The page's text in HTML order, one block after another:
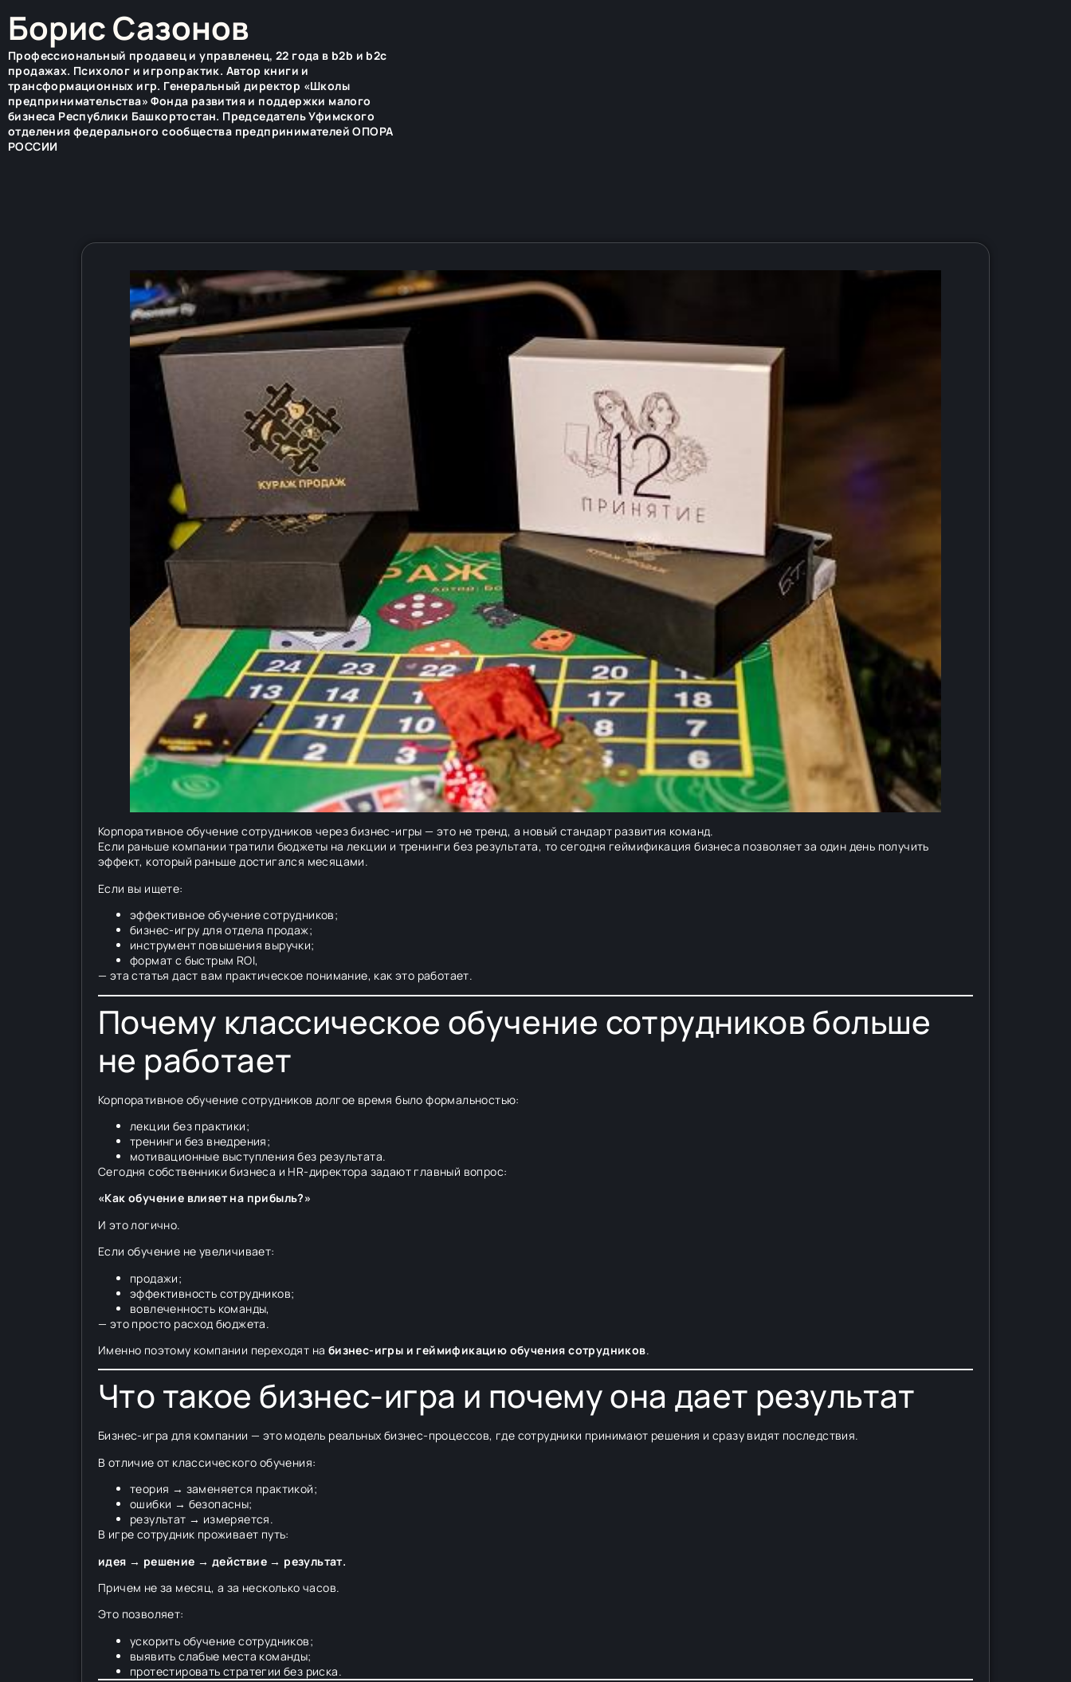
Борис Сазонов
Профессиональный продавец и управленец, 22 года в b2b и b2c
продажах. Психолог и игропрактик. Автор книги и
трансформационных игр. Генеральный директор «Школы
предпринимательства» Фонда развития и поддержки малого
бизнеса Республики Башкортостан. Председатель Уфимского
отделения федерального сообщества предпринимателей ОПОРА
РОССИИ
Корпоративное обучение сотрудников через бизнес-игры — это не тренд, а новый стандарт развития команд.
Если раньше компании тратили бюджеты на лекции и тренинги без результата, то сегодня геймификация бизнеса позволяет за один день получить
эффект, который раньше достигался месяцами.
Если вы ищете:
эффективное обучение сотрудников;
бизнес-игру для отдела продаж;
инструмент повышения выручки;
формат с быстрым ROI,
— эта статья даст вам практическое понимание, как это работает.
Почему классическое обучение сотрудников больше
не работает
Корпоративное обучение сотрудников долгое время было формальностью:
лекции без практики;
тренинги без внедрения;
мотивационные выступления без результата.
Сегодня собственники бизнеса и HR-директора задают главный вопрос:
«Как обучение влияет на прибыль?»
И это логично.
Если обучение не увеличивает:
продажи;
эффективность сотрудников;
вовлеченность команды,
— это просто расход бюджета.
Именно поэтому компании переходят на бизнес-игры и геймификацию обучения сотрудников.
Что такое бизнес-игра и почему она дает результат
Бизнес-игра для компании — это модель реальных бизнес-процессов, где сотрудники принимают решения и сразу видят последствия.
В отличие от классического обучения:
теория → заменяется практикой;
ошибки → безопасны;
результат → измеряется.
В игре сотрудник проживает путь:
идея → решение → действие → результат.
Причем не за месяц, а за несколько часов.
Это позволяет:
ускорить обучение сотрудников;
выявить слабые места команды;
протестировать стратегии без риска.